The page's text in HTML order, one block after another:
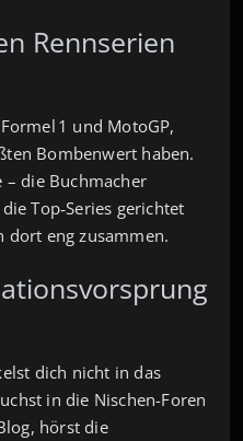
Rennserien
1 und MotoGP,
Bombenwert haben.
– die Buchmacher
Top‑Series gerichtet
dort eng zusammen.
dich nicht in das
in die Nischen-Foren
hörst die